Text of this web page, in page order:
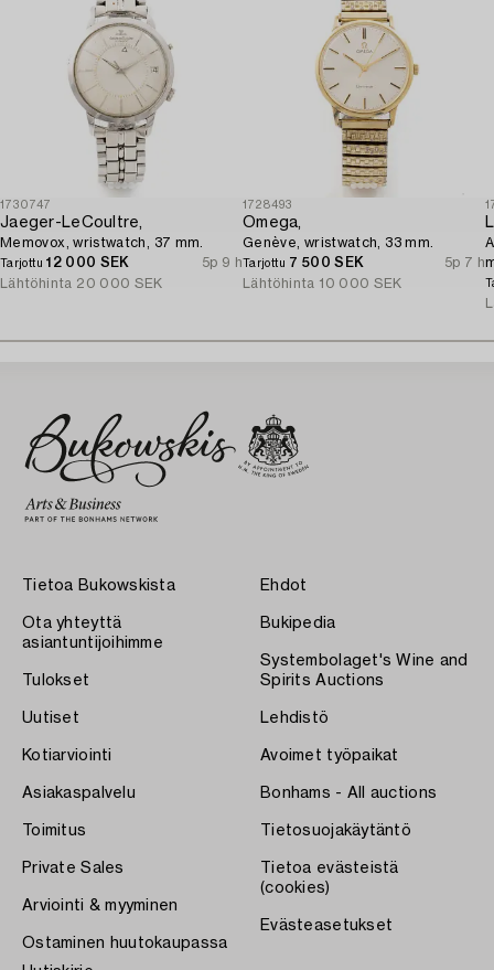
1730747
Jaeger-LeCoultre,
Memovox, wristwatch, 37 mm.
Tarjottu12 000 SEK
5p 9 h
Lähtöhinta 20 000 SEK
1728493
Omega,
Genève, wristwatch, 33 mm.
Tarjottu 7 500 SEK
5p 7 h
Lähtöhinta 10 000 SEK
Tietoa Bukowskista
Ota yhteyttä
asiantuntijoihimme
Tulokset
Uutiset
Kotiarviointi
Asiakaspalvelu
Toimitus
Private Sales
Arviointi & myyminen
Ostaminen huutokaupassa
Ehdot
Bukipedia
Systembolaget's Wine and
Spirits Auctions
Lehdistö
Avoimet työpaikat
Bonhams - All auctions
Tietosuojakäytäntö
Tietoa evästeistä
(cookies)
Evästeasetukset